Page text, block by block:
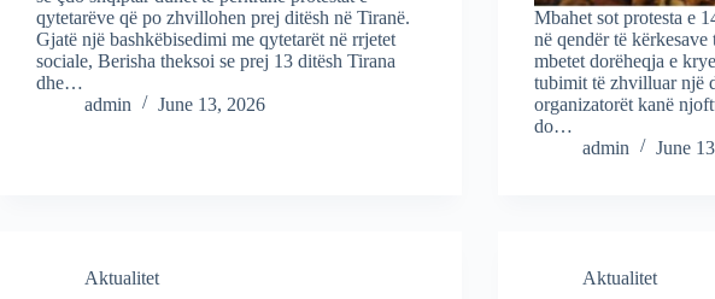
qytetarëve që po zhvillohen prej ditësh në Tiranë.
Gjatë një bashkëbisedimi me qytetarët në rrjetet
sociale, Berisha theksoi se prej 13 ditësh Tirana
dhe…
admin
June 13, 2026
Mbahet sot protesta e
në qendër të
mbetet dorëheqja e
tubimit të zhvilluar një
organizatorët kanë
do…
admin
June
Aktualitet Aktualitet